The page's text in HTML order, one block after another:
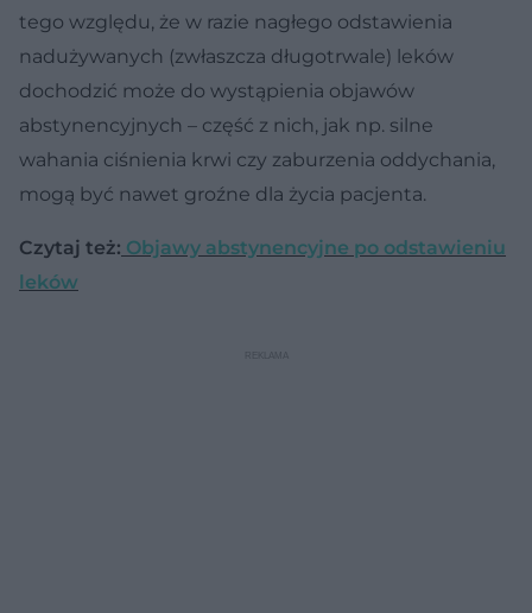
tego względu, że w razie nagłego odstawienia
nadużywanych (zwłaszcza długotrwale) leków
dochodzić może do wystąpienia objawów
abstynencyjnych – część z nich, jak np. silne
wahania ciśnienia krwi czy zaburzenia oddychania,
mogą być nawet groźne dla życia pacjenta.
Czytaj też: Objawy abstynencyjne po odstawieniu
leków